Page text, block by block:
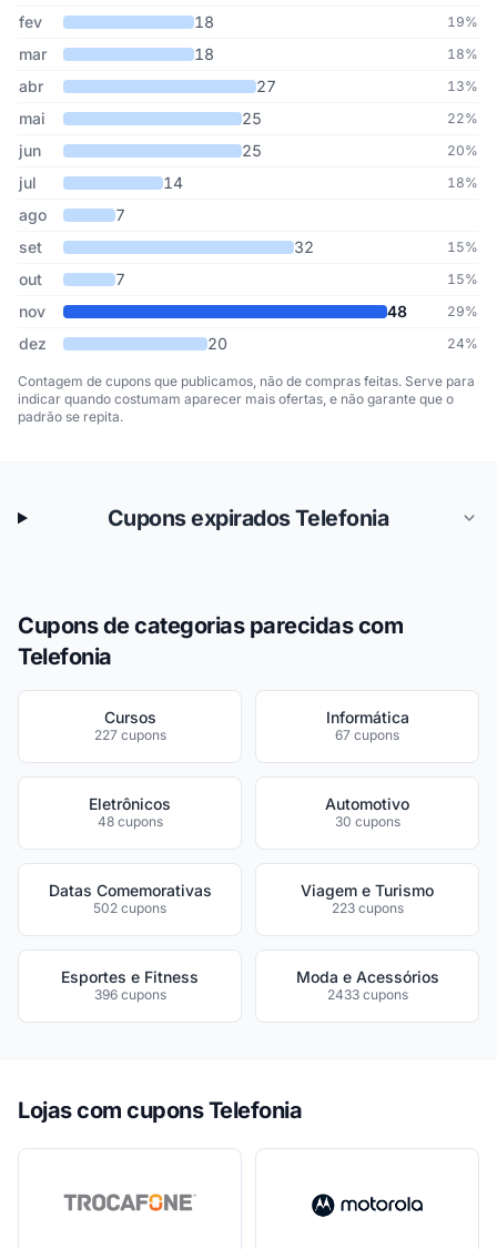
fev 18 19%
mar 18 18%
abr 27 13%
mai 25 22%
jun 25 20%
jul 14 18%
ago
7
set
32 15%
out 7 15%
nov 48 29%
dez 20 24%
Contagem de cupons que publicamos, não de compras feitas. Serve para
indicar quando costumam aparecer mais ofertas, e não garante que o
padrão se repita.
Cupons expirados Telefonia
Cupons de categorias parecidas com
Telefonia
Cursos
227 cupons
Informática
67 cupons
Eletrônicos
48 cupons
Automotivo
30 cupons
Datas Comemorativas
502 cupons
Viagem e Turismo
223 cupons
Esportes e Fitness
396 cupons
Moda e Acessórios
2433 cupons
Lojas com cupons Telefonia